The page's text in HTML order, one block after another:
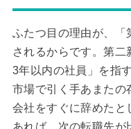
ふたつ目の理由が、「
されるからです。第
3年以内の社員」を指
市場で引く手あまたの
会社をすぐに辞めたと
あれば、次の転職先が